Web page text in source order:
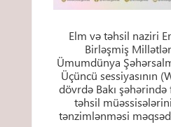
Elm və təhsil naziri
Birləşmiş Millətlər
Ümumdünya
Üçüncü sessiyasının
dövrdə Bakı
təhsil
tənzimlənməsi